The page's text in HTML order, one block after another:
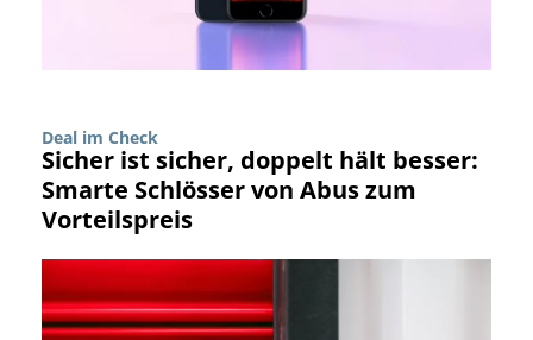
Deal im Check
Sicher ist sicher, doppelt hält besser:
Smarte Schlösser von Abus zum
Vorteilspreis